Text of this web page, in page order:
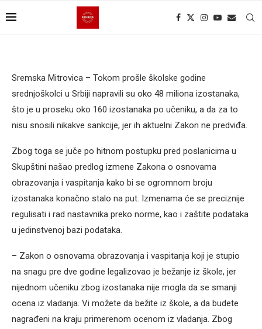
Sremska Mitrovica – Tokom prošle školske godine
srednjoškolci u Srbiji napravili su oko 48 miliona izostanaka,
što je u proseku oko 160 izostanaka po učeniku, a da za to
nisu snosili nikakve sankcije, jer ih aktuelni Zakon ne predviđa.
Zbog toga se juče po hitnom postupku pred poslanicima u
Skupštini našao predlog izmene Zakona o osnovama
obrazovanja i vaspitanja kako bi se ogromnom broju
izostanaka konačno stalo na put. Izmenama će se preciznije
regulisati i rad nastavnika preko norme, kao i zaštite podataka
u jedinstvenoj bazi podataka.
– Zakon o osnovama obrazovanja i vaspitanja koji je stupio
na snagu pre dve godine legalizovao je bežanje iz škole, jer
nijednom učeniku zbog izostanaka nije mogla da se smanji
ocena iz vladanja. Vi možete da bežite iz škole, a da budete
nagrađeni na kraju primerenom ocenom iz vladanja. Zbog